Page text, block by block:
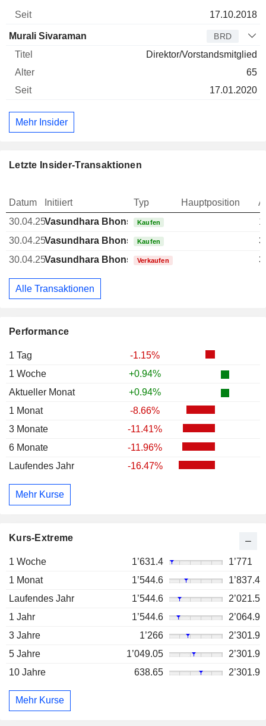
Performance
1 Tag
-1.15%
1 Woche
+0.94%
Aktueller Monat
+0.94%
1 Monat
-8.66%
3 Monate
-11.41%
6 Monate
-11.96%
Laufendes Jahr
-16.47%
Mehr Kurse
Kurs-Extreme
1 Woche 1’631.4
1’771
1 Monat
1’544.6
1’837.4
Laufendes Jahr
1’544.6
2’021.5
1 Jahr
1’544.6
2’064.9
3 Jahre
1’266
2’301.9
5 Jahre
1’049.05
2’301.9
10 Jahre
638.65 2’301.9
Mehr Kurse
17.10.2018
Murali Sivaraman BRD
Direktor/Vorstandsmitglied
65
17.01.2020
Mehr Insider
Letzte Insider-Transaktionen
Datum Initiiert Typ Hauptposition
30.04.25Vasundhara BhonsleKaufen
30.04.25Vasundhara BhonsleKaufen
30.04.25Vasundhara BhonsleVerkaufen
Alle Transaktionen